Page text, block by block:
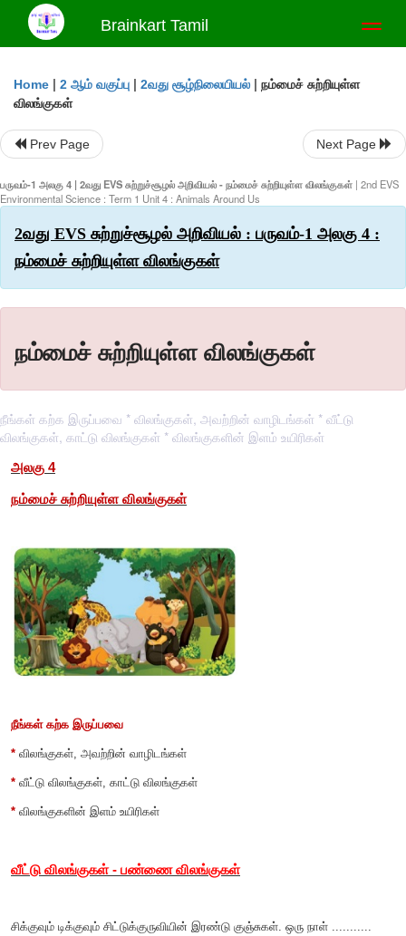
Brainkart Tamil
Home | 2 ஆம் வகுப்பு | 2வது சூழ்நிலையியல் | நம்மைச் சுற்றியுள்ள
விலங்குகள்
Prev Page Next Page
பருவம்-1 அலகு 4 | 2வது EVS சுற்றுச்சூழல் அறிவியல் - நம்மைச் சுற்றியுள்ள விலங்குகள் | 2nd EVS
Environmental Science : Term 1 Unit 4 : Animals Around Us
2வது EVS சுற்றுச்சூழல் அறிவியல் : பருவம்-1 அலகு 4 :
நம்மைச் சுற்றியுள்ள விலங்குகள்
நம்மைச் சுற்றியுள்ள விலங்குகள்
நீங்கள் கற்க இருப்பவை * விலங்குகள், அவற்றின் வாழிடங்கள் * வீட்டு
விலங்குகள், காட்டு விலங்குகள் * விலங்குகளின் இளம் உயிரிகள்
அலகு4
நம்மைச் சுற்றியுள்ள விலங்குகள்